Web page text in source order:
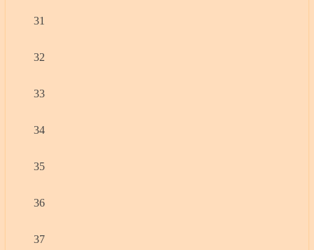
31
32
33
34
35
36
37